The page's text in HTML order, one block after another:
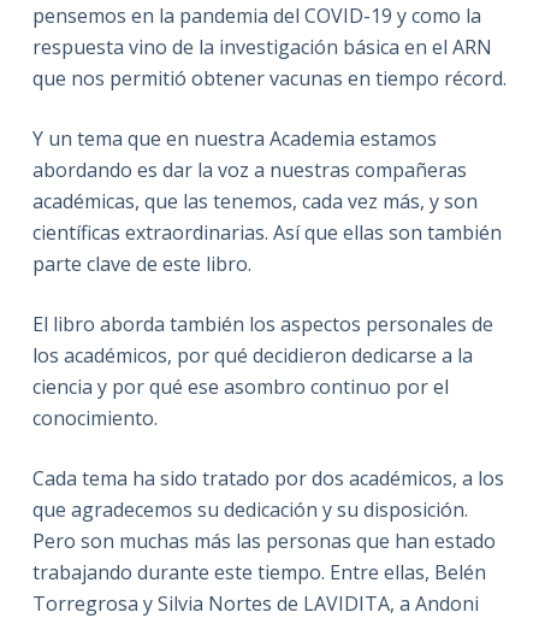
pensemos en la pandemia del COVID-19 y como la
respuesta vino de la investigación básica en el ARN
que nos permitió obtener vacunas en tiempo récord.
Y un tema que en nuestra Academia estamos
abordando es dar la voz a nuestras compañeras
académicas, que las tenemos, cada vez más, y son
científicas extraordinarias. Así que ellas son también
parte clave de este libro.
El libro aborda también los aspectos personales de
los académicos, por qué decidieron dedicarse a la
ciencia y por qué ese asombro continuo por el
conocimiento.
Cada tema ha sido tratado por dos académicos, a los
que agradecemos su dedicación y su disposición.
Pero son muchas más las personas que han estado
trabajando durante este tiempo. Entre ellas, Belén
Torregrosa y Silvia Nortes de LAVIDITA, a Andoni